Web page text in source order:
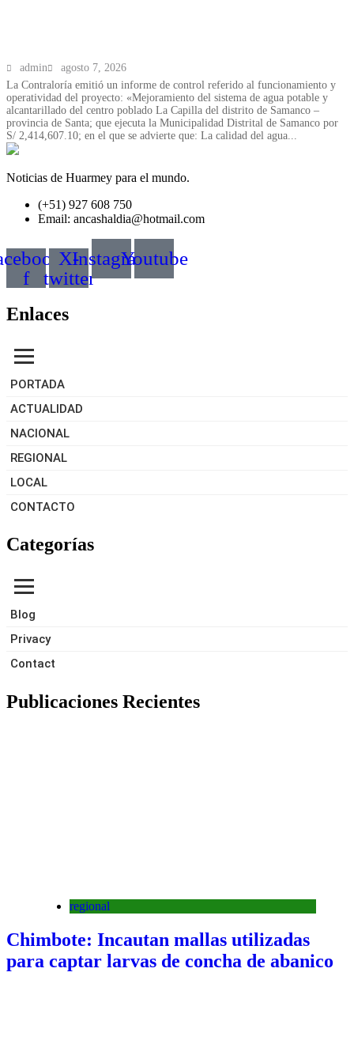
admin
agosto 7, 2026
La Contraloría emitió un informe de control referido al funcionamiento y
operatividad del proyecto: «Mejoramiento del sistema de agua potable y
alcantarillado del centro poblado La Capilla del distrito de Samanco –
provincia de Santa; que ejecuta la Municipalidad Distrital de Samanco por
S/ 2,414,607.10; en el que se advierte que: La calidad del agua...
Noticias de Huarmey para el mundo.
(+51) 927 608 750
Email: ancashaldia@hotmail.com
f
X-
twitter
InstagramYoutube
Enlaces
PORTADA
ACTUALIDAD
NACIONAL
REGIONAL
LOCAL
CONTACTO
Categorías
Blog
Privacy
Contact
Publicaciones Recientes
regional
Chimbote: Incautan mallas utilizadas
para captar larvas de concha de abanico